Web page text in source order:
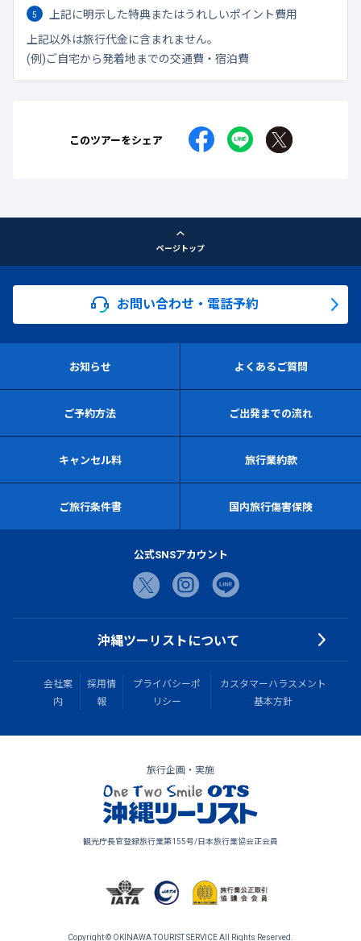
上記に明示した特典またはうれしいポイント費用
上記以外は旅行代金に含まれません。
(例)ご自宅から発着地までの交通費・宿泊費
このツアーをシェア
ページトップ
お問い合わせ・電話予約
お知らせ よくあるご質問
ご予約方法 ご出発までの流れ
キャンセル料 旅行業約款
ご旅行条件書 国内旅行傷害保険
公式SNSアカウント
沖縄ツーリストについて
会社案
内
採用情
報
プライバシーポ
リシー
カスタマーハラスメント
基本方針
旅行企画・実施
観光庁長官登録旅行業第155号/日本旅行業協会正会員
Copyright © OKINAWA TOURIST SERVICE All Rights Reserved.